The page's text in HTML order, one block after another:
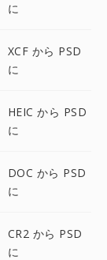
に
XCF から PSD
に
HEIC から PSD
に
DOC から PSD
に
CR2 から PSD
に